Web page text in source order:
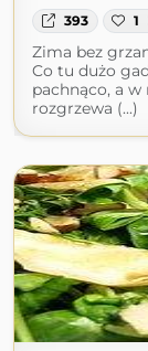
393 1
Zima bez
Co tu dużo
pachnąco, a
rozgrzewa (...)